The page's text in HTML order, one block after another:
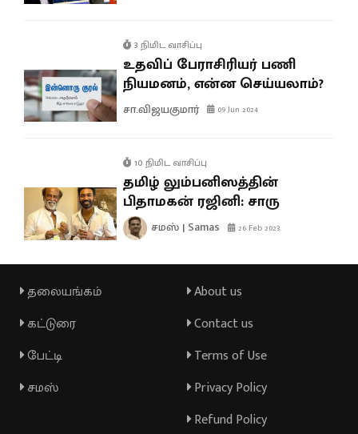
3 நிமிட வாசிப்பு
உதவிப் பேராசிரியர் பணி
நியமனம், என்ன செய்யலாம்?
சா.விஜயகுமார் 09 Jun 2024
10 நிமிட வாசிப்பு
தமிழ் லும்பனிஸத்தின்
பிதாமகன் ரஜினி: சாரு
சமஸ் | Samas 26 Feb 2023
தலையங்கம்
கட்டுரை
பேட்டி
சமஸ்
About us
Contact us
Terms of Use
Privacy Policy
Refund Policy